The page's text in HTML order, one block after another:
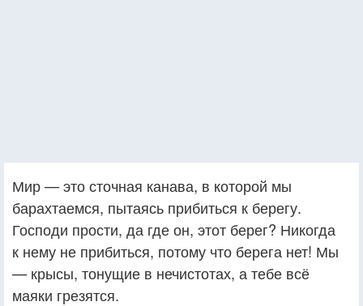
Мир — это сточная канава, в которой мы
барахтаемся, пытаясь прибиться к берегу.
Господи прости, да где он, этот берег? Никогда
к нему не прибиться, потому что берега нет! Мы
— крысы, тонущие в нечистотах, а тебе всё
маяки грезятся.